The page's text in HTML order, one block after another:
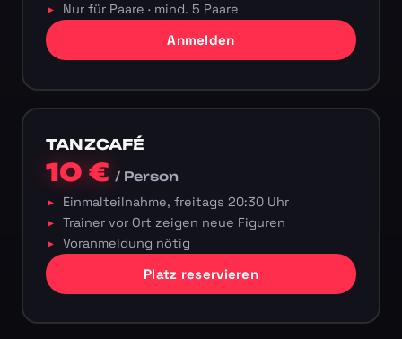
Nur für Paare · mind. 5 Paare
Anmelden
TANZCAFÉ
10 €/ Person
Einmalteilnahme, freitags 20:30 Uhr
Trainer vor Ort zeigen neue Figuren
Voranmeldung nötig
Platz reservieren